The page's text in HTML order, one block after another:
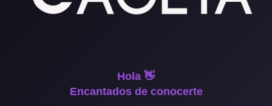
Hola 👋
Encantados de conocerte